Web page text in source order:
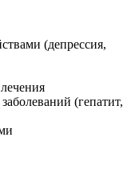
(депрессия,
(гепатит,